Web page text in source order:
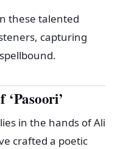
these talented
capturing
in the hands of Ali
crafted a poetic